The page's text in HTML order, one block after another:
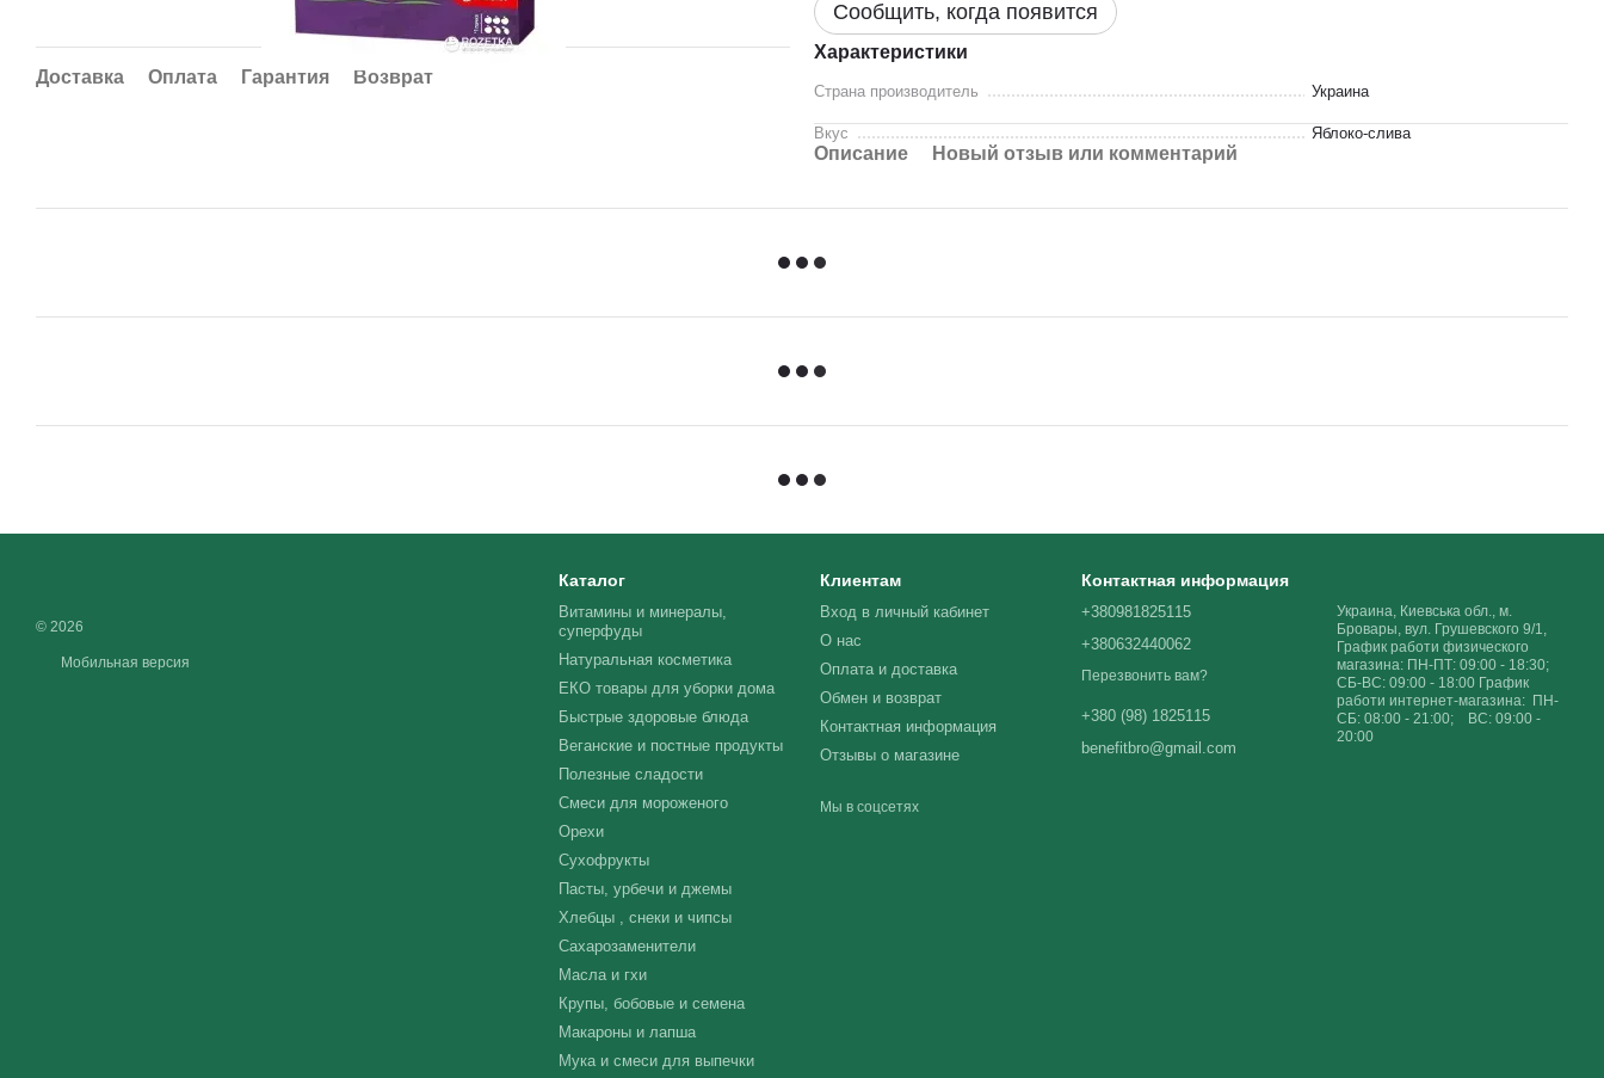
Доставка Оплата Гарантия Возврат
Сообщить, когда появится
Характеристики
Страна производитель Украина
Вкус Яблоко-слива
Описание Новый отзыв или комментарий
© 2026
Мобильная версия
Каталог
Витамины и минералы,
суперфуды
Натуральная косметика
ЕКО товары для уборки дома
Быстрые здоровые блюда
Веганские и постные продукты
Полезные сладости
Смеси для мороженого
Орехи
Сухофрукты
Пасты, урбечи и джемы
Хлебцы , снеки и чипсы
Сахарозаменители
Масла и гхи
Крупы, бобовые и семена
Макароны и лапша
Мука и смеси для выпечки
Клиентам
Вход в личный кабинет
О нас
Оплата и доставка
Обмен и возврат
Контактная информация
Отзывы о магазине
Мы в соцсетях
Контактная информация
+380981825115
+380632440062
Перезвонить вам?
+380 (98) 1825115
benefitbro@gmail.com
Украина, Киевська обл., м.
Бровары, вул. Грушевского 9/1,
График работи физического
магазина: ПН-ПТ: 09:00 - 18:30;
СБ-ВС: 09:00 - 18:00 График
работи интернет-магазина: ПН-
СБ: 08:00 - 21:00; ВС: 09:00 -
20:00